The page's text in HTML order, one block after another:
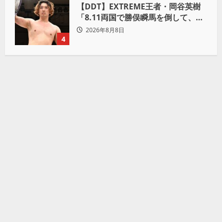
4
【DDT】EXTREME王者・岡谷英樹
「8.11両国で勝俣瞬馬を倒して、初
めて“本当の王者”になれる」
2026年8月8日